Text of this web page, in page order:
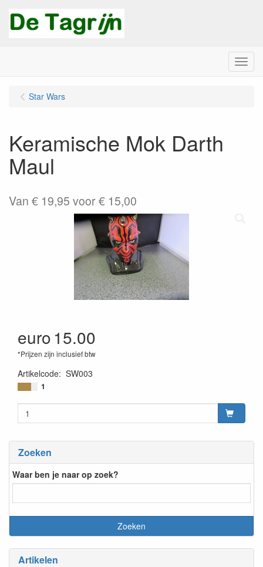
Menu
Zoeken
Waar ben je naar op zoek?
Artikelen
Star Wars
Keramische Mok Darth
Maul
Van € 19,95 voor € 15,00
euro15.00
*Prijzen zijn inclusief btw
Artikelcode: SW003
1